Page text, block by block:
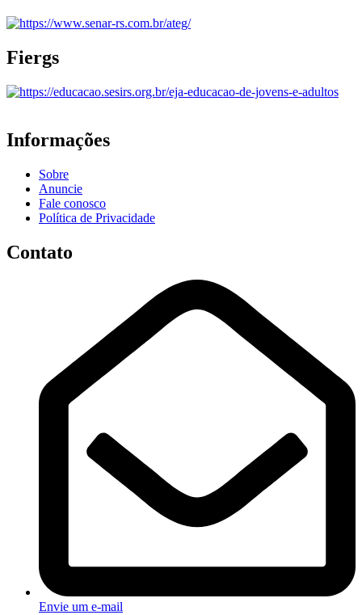
Fiergs
Informações
Sobre
Anuncie
Fale conosco
Política de Privacidade
Contato
Envie um e-mail